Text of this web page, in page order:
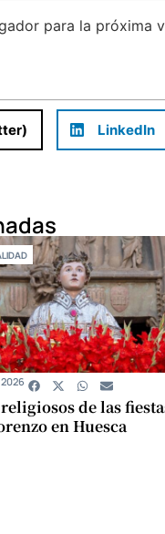
para la próxima
LinkedIn
de las
en Huesca